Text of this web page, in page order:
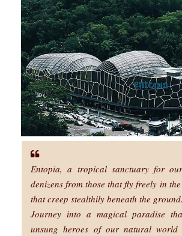
Entopia, a tropical sanctuary for
denizens from those that fly freely in
that creep stealthily beneath the ground.
Journey into a magical paradise
unsung heroes of our natural